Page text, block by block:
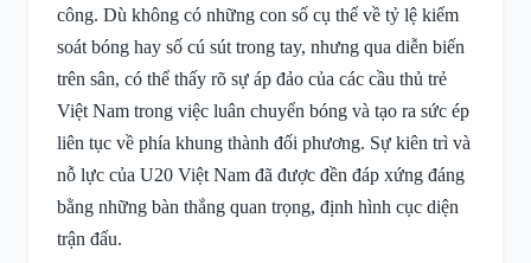
công. Dù không có những con số cụ thể về tỷ lệ kiểm
soát bóng hay số cú sút trong tay, nhưng qua diễn biến
trên sân, có thể thấy rõ sự áp đảo của các cầu thủ trẻ
Việt Nam trong việc luân chuyển bóng và tạo ra sức ép
liên tục về phía khung thành đối phương. Sự kiên trì và
nỗ lực của U20 Việt Nam đã được đền đáp xứng đáng
bằng những bàn thắng quan trọng, định hình cục diện
trận đấu.